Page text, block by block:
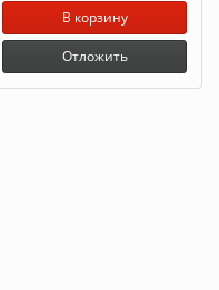
В корзину
Отложить